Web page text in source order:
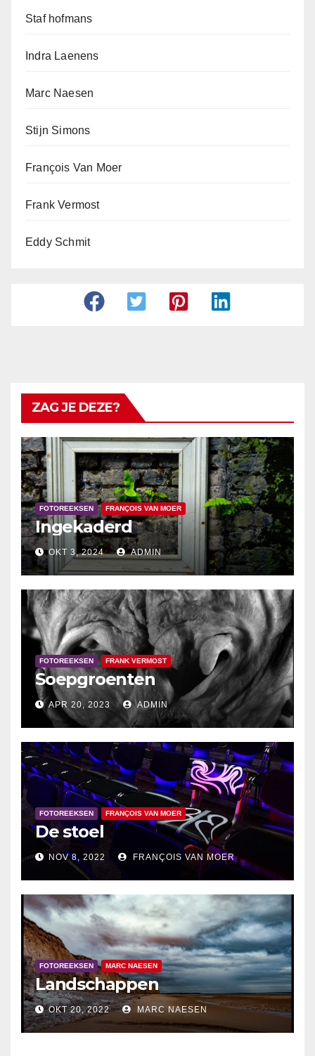
Staf hofmans
Indra Laenens
Marc Naesen
Stijn Simons
François Van Moer
Frank Vermost
Eddy Schmit
ZAG JE DEZE?
FOTOREEKSEN FRANÇOIS VAN MOER
Ingekaderd
OKT 3, 2024 ADMIN
FOTOREEKSEN FRANK VERMOST
Soepgroenten
APR 20, 2023 ADMIN
FOTOREEKSEN FRANÇOIS VAN MOER
De stoel
NOV 8, 2022 FRANÇOIS VAN MOER
FOTOREEKSEN MARC NAESEN
Landschappen
OKT 20, 2022 MARC NAESEN